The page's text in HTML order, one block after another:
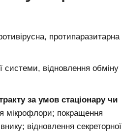
протипаразитарна
системи, відновлення обміну
за умов стаціонару чи
мікрофлори; покращення
відновлення секреторної